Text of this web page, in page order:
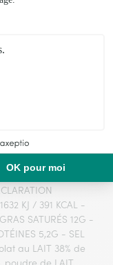
soja,
et moutarde.
- 18°C), à l'abri de
Poids net : 100
KJ / 391 KCAL -
SATURÉS 12G -
5,2G - SEL
au LAIT 38% de